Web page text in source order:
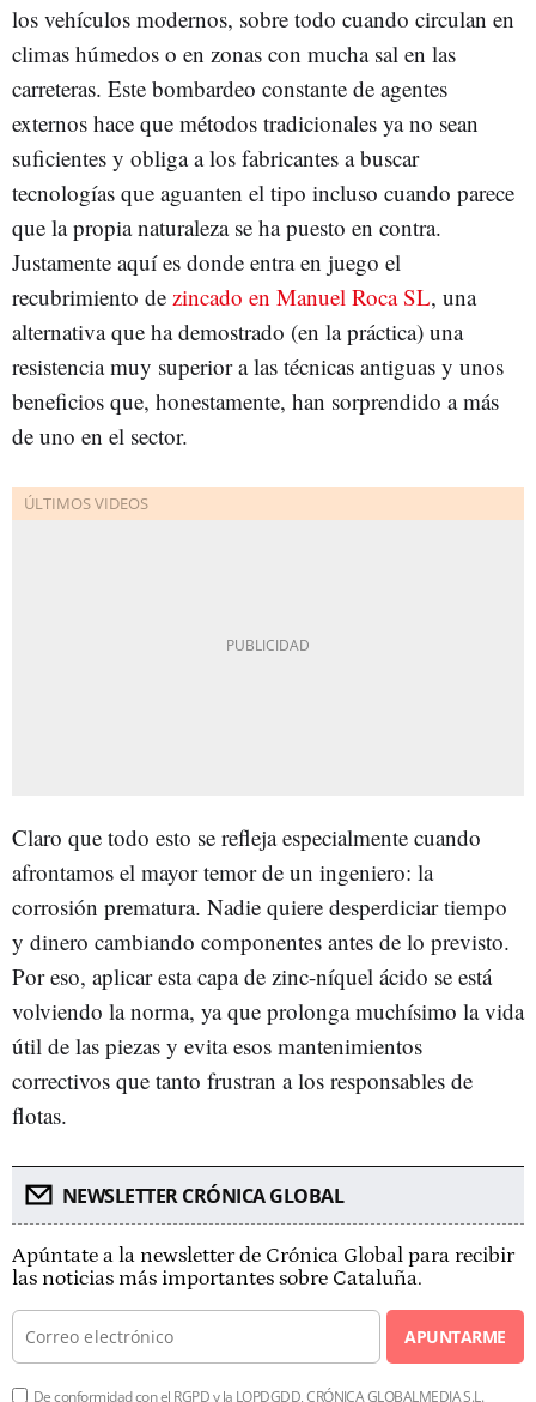
los vehículos modernos, sobre todo cuando circulan en
climas húmedos o en zonas con mucha sal en las
carreteras. Este bombardeo constante de agentes
externos hace que métodos tradicionales ya no sean
suficientes y obliga a los fabricantes a buscar
tecnologías que aguanten el tipo incluso cuando parece
que la propia naturaleza se ha puesto en contra.
Justamente aquí es donde entra en juego el
recubrimiento de zincado en Manuel Roca SL, una
alternativa que ha demostrado (en la práctica) una
resistencia muy superior a las técnicas antiguas y unos
beneficios que, honestamente, han sorprendido a más
de uno en el sector.
Claro que todo esto se refleja especialmente cuando
afrontamos el mayor temor de un ingeniero: la
corrosión prematura. Nadie quiere desperdiciar tiempo
y dinero cambiando componentes antes de lo previsto.
Por eso, aplicar esta capa de zinc-níquel ácido se está
volviendo la norma, ya que prolonga muchísimo la vida
útil de las piezas y evita esos mantenimientos
correctivos que tanto frustran a los responsables de
flotas.
NEWSLETTER CRÓNICA GLOBAL
Apúntate a la newsletter de Crónica Global para recibir
las noticias más importantes sobre Cataluña.
APUNTARME
De conformidad con el RGPD y la LOPDGDD, CRÓNICA GLOBALMEDIA S.L.